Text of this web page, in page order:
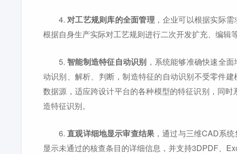
4. 对工艺规则库的全面管理 ，企业可以根据实际
根据自身生产实际对工艺规则进行二次开发扩充、编辑
5.智能制造特征自动识别 ，系统能够准确快速全
动识别、解析、判断，制造特征的自动识别不受零件
数据源，适应跨设计平台的各种模型的特征识别，同
造特征识别。
6.直观详细地显示审查结果 ，通过与三维CAD系
显示未通过的核查条目的详细信息，并支持3DPDF、